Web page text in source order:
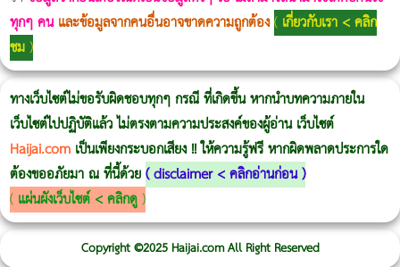
ทุกๆ คน และข้อมูลจากคนอื่นอาจขาดความถูกต้อง( เกี่ยวกับเรา < คลิก
ชม)
ทางเว็บไซต์ไม่ขอรับผิดชอบทุกๆ กรณี ที่เกิดขึ้น หากนำบทความภายใน
เว็บไซต์ไปปฏิบัติแล้ว ไม่ตรงตามความประสงค์ของผู้อ่าน เว็บไซต์
Haijai.com เป็นเพียงกระบอกเสียง !! ให้ความรู้ฟรี หากผิดพลาดประการใด
ต้องขออภัยมา ณ ที่นี้ด้วย(disclaimer < คลิกอ่านก่อน)
( แผ่นผังเว็บไซต์ < คลิกดู)
Copyright ©2025 Haijai.com All Right Reserved